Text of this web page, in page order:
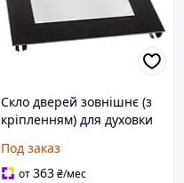
Скло дверей зовнішнє (з
кріпленням) для духовки
Оригінальна запчастина
Под заказ
от363₴/мес